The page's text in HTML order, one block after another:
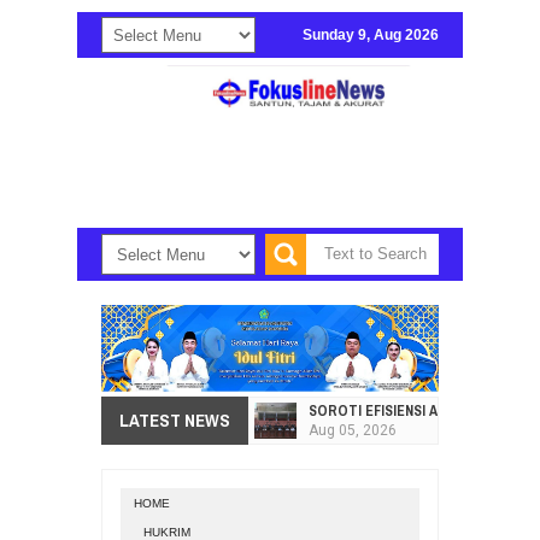
Sunday 9, Aug 2026
LATEST NEWS SOROTI EFISIENSI APBD, DPRD
Aug 05, 2026
HOME
HUKRIM